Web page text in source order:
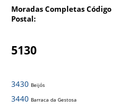
Moradas Completas Código
Postal:
5130
3430 Beijós
3440 Barraca da Gestosa